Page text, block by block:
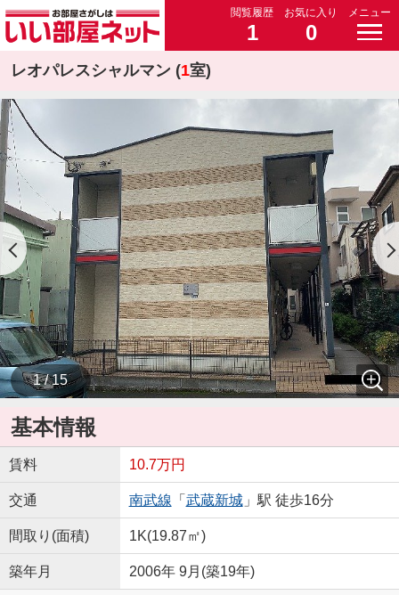
閲覧履歴
1
お気に入り
0
メニュー
レオパレスシャルマン (1室)
1 / 15
基本情報
賃料 10.7万円
交通 南武線 「 武蔵新城」駅 徒歩16分
間取り(面積) 1K(19.87㎡)
築年月 2006年 9月(築19年)